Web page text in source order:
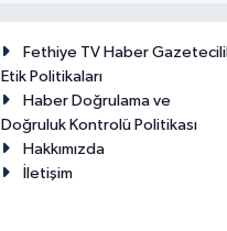
Fethiye TV Haber
Etik Politikaları
Haber Doğrulama ve
Doğruluk Kontrolü Politikası
Hakkımızda
İletişim